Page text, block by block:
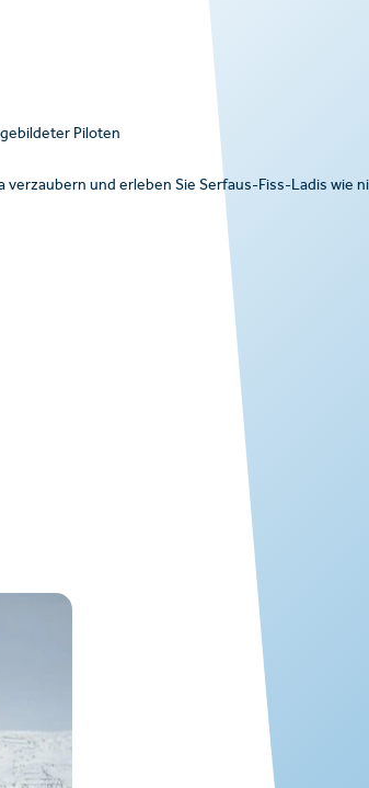
Piloten
verzaubern und erleben Sie Serfaus-Fiss-Ladis wie